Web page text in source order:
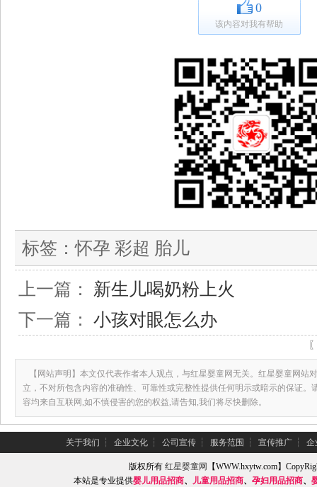
0
该内容对我有帮助
标签：怀孕 彩超 胎儿
上一篇： 新生儿喝奶粉上火
下一篇： 小孩对眼怎么办
【网站声明】本文仅代表作者本人观点，与红星婴童网无关。红星婴童网站
立，不对所包含内容的准确性、可靠性或完整性提供任何明示或暗示的保证。
容均来自互联网,如不慎侵害的您的权益,请告知,我们将尽快删除。
关于我们 ┆ 企业文化 ┆ 公司宣传 ┆ 服务范围 ┆ 宣传推广 ┆ 企
版权所有红星婴童网
【WWW.hxytw.com】
本站是专业提供婴儿用品招商、 儿童用品招商、 孕妇用品招商、